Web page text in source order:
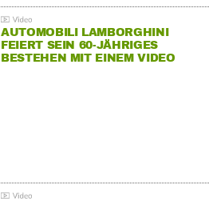
AUTOMOBILI LAMBORGHINI
FEIERT SEIN 60-JÄHRIGES
BESTEHEN MIT EINEM VIDEO